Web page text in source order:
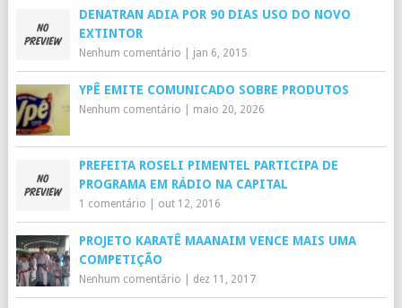
DENATRAN ADIA POR 90 DIAS USO DO NOVO
EXTINTOR
Nenhum comentário jan 6, 2015
YPÊ EMITE COMUNICADO SOBRE PRODUTOS
Nenhum comentário maio 20, 2026
PREFEITA ROSELI PIMENTEL PARTICIPA DE
PROGRAMA EM RÁDIO NA CAPITAL
1 comentário out 12, 2016
PROJETO KARATÊ MAANAIM VENCE MAIS UMA
COMPETIÇÃO
Nenhum comentário dez 11, 2017